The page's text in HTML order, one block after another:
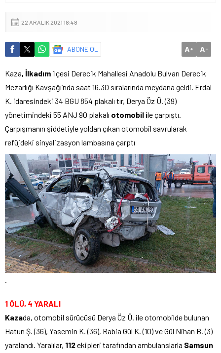
22 ARALIK 2021 18:48
ABONE OL A+ A-
Kaza, İlkadım ilçesi Derecik Mahallesi Anadolu Bulvarı Derecik
Mezarlığı Kavşağı’nda saat 16.30 sıralarında meydana geldi. Erdal
K. idaresindeki 34 BGU 854 plakalı tır, Derya Öz Ü. (39)
yönetimindeki 55 ANJ 90 plakalı otomobil ile çarpıştı.
Çarpışmanın şiddetiyle yoldan çıkan otomobil savrularak
refüjdeki sinyalizasyon lambasına çarptı
1 ÖLÜ, 4 YARALI
Kazada, otomobil sürücüsü Derya Öz Ü. ile otomobilde bulunan
Hatun Ş. (36), Yasemin K. (36), Rabia Gül K. (10) ve Gül Nihan B. (3)
yaralandı. Yaralılar, 112ekipleri tarafından ambulanslarla Samsun